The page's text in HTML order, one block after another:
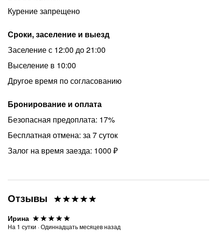
Курение запрещено
Сроки, заселение и выезд
Заселение с 12:00 до 21:00
Выселение в 10:00
Другое время по согласованию
Бронирование и оплата
Безопасная предоплата: 17%
Бесплатная отмена: за 7 суток
Залог на время заезда: 1000 ₽
Отзывы
Ирина
На 1 сутки ·Одиннадцать месяцев назад